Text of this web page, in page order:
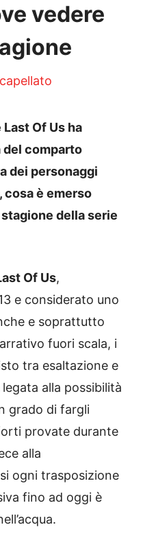
vedere
Of Us ha
del comparto
dei personaggi
cosa è emerso
della serie
Of Us,
e considerato uno
e soprattutto
fuori scala, i
tra esaltazione e
alla possibilità
grado di fargli
provate durante
alla
ogni trasposizione
fino ad oggi è